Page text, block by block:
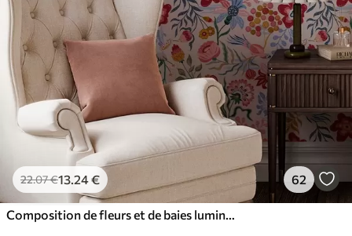
22.07€13.24€ 62
Composition de fleurs et de baies lumineuses avec des perroquets